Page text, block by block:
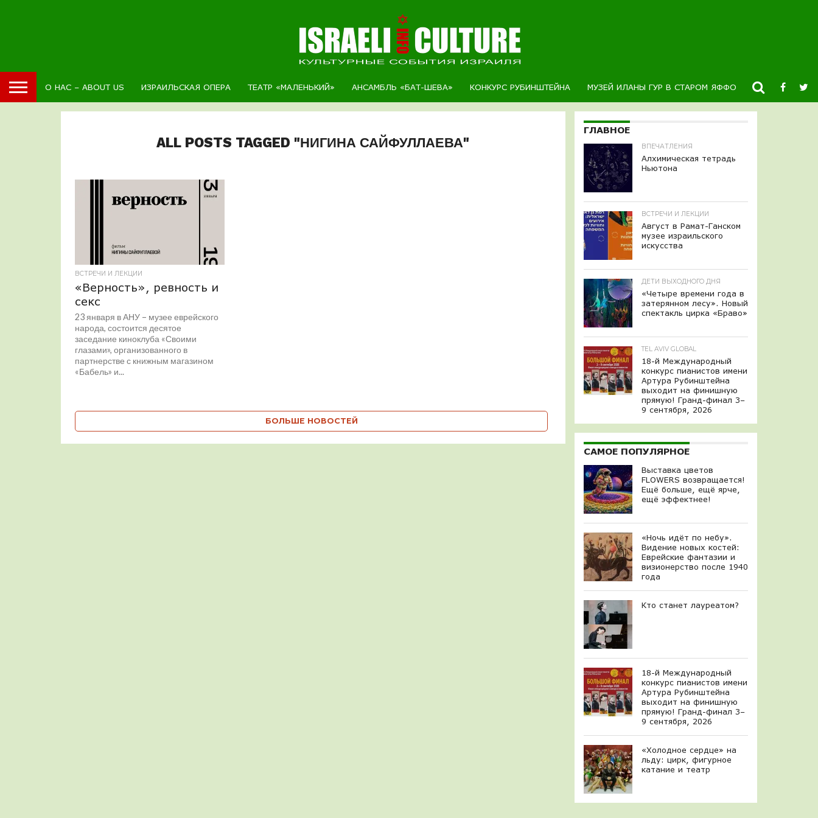
О НАС – ABOUT US ИЗРАИЛЬСКАЯ ОПЕРА ТЕАТР «МАЛЕНЬКИЙ» АНСАМБЛЬ «БАТ-ШЕВА» КОНКУРС РУБИНШТЕЙНА МУЗЕЙ ИЛАНЫ ГУР В СТАРОМ ЯФФО НОВОСТИ
ALL POSTS TAGGED "НИГИНА САЙФУЛЛАЕВА"
ВСТРЕЧИ И ЛЕКЦИИ
«Верность», ревность и
секс
23 января в АНУ – музее еврейского
народа, состоится десятое
заседание киноклуба «Своими
глазами», организованного в
партнерстве с книжным магазином
«Бабель» и...
БОЛЬШЕ НОВОСТЕЙ
ГЛАВНОЕ
ВПЕЧАТЛЕНИЯ
Алхимическая тетрадь
Ньютона
ВСТРЕЧИ И ЛЕКЦИИ
Август в Рамат-Ганском
музее израильского
искусства
ДЕТИ ВЫХОДНОГО ДНЯ
«Четыре времени года в
затерянном лесу». Новый
спектакль цирка «Браво»
TEL AVIV GLOBAL
18-й Международный
конкурс пианистов имени
Артура Рубинштейна
выходит на финишную
прямую! Гранд-финал 3–
9 сентября, 2026
САМОЕ ПОПУЛЯРНОЕ
Выставка цветов
FLOWERS возвращается!
Ещё больше, ещё ярче,
ещё эффектнее!
«Ночь идёт по небу».
Видение новых костей:
Еврейские фантазии и
визионерство после 1940
года
Кто станет лауреатом?
18-й Международный
конкурс пианистов имени
Артура Рубинштейна
выходит на финишную
прямую! Гранд-финал 3–
9 сентября, 2026
«Холодное сердце» на
льду: цирк, фигурное
катание и театр